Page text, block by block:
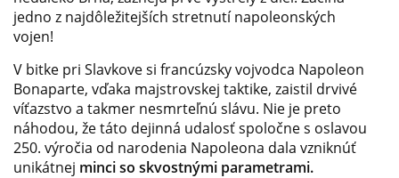
jedno z najdôležitejších stretnutí napoleonských
vojen!
V bitke pri Slavkove si francúzsky vojvodca Napoleon
Bonaparte, vďaka majstrovskej taktike, zaistil drvivé
víťazstvo a takmer nesmrteľnú slávu. Nie je preto
náhodou, že táto dejinná udalosť spoločne s oslavou
250. výročia od narodenia Napoleona dala vzniknúť
unikátnej minci so skvostnými parametrami.